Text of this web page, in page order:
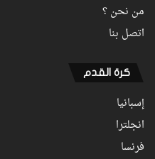
من نحن ؟
اتصل بنا
كرة القدم
إسبانيا
انجلترا
فرنسا